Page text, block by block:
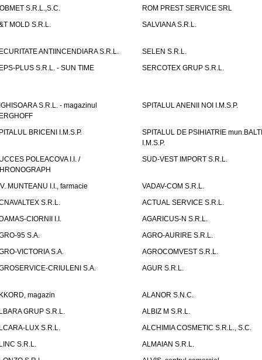
S.R.L.,S.C.
ROM PREST SERVICE SRL
MOLD S.R.L.
SALVIANA S.R.L.
ANTIINCENDIARA S.R.L.
SELEN S.R.L.
PLUS S.R.L. - SUN TIME
SERCOTEX GRUP S.R.L.
S.R.L. - magazinul
SPITALUL ANENII NOI I.M.S.P.
BRICENI I.M.S.P.
SPITALUL DE PSIHIATRIE mun.BALTI
I.M.S.P.
POLEACOVA I.I. /
SUD-VEST IMPORT S.R.L.
MUNTEANU I.I., farmacie
VADAV-COM S.R.L.
S.R.L.
ACTUAL SERVICE S.R.L.
CIORNII I.I.
AGARICUS-N S.R.L.
95 S.A.
AGRO-AURIRE S.R.L.
VICTORIA S.A.
AGROCOMVEST S.R.L.
CRIULENI S.A.
AGUR S.R.L.
magazin
ALANOR S.N.C.
GRUP S.R.L.
ALBIZ M S.R.L.
LUX S.R.L.
ALCHIMIA COSMETIC S.R.L., S.C.
S.R.L.
ALMAIAN S.R.L.